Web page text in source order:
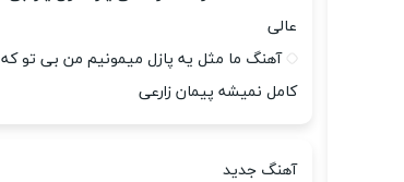
عالی
آهنگ ما مثل یه پازل میمونیم من بی تو که
کامل نمیشه پیمان زارعی
آهنگ جدید